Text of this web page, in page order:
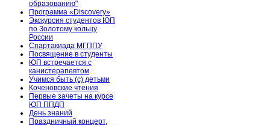
образованию"
Программа «Discovery»
Экскурсия студентов ЮП
по Золотому кольцу
России
Спартакиада МГППУ
Посвящение в студенты
ЮП встречается с
канистерапевтом
Учимся быть (с) детьми
Коченовские чтения
Первые зачеты на курсе
ЮП ППДП
День знаний
Праздничный концерт,